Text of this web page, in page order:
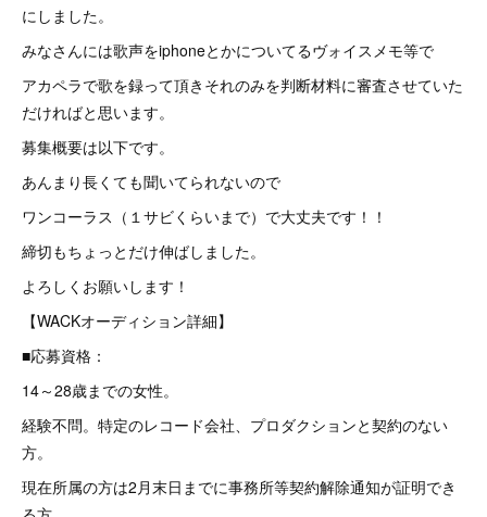
にしました。
みなさんには歌声をiphoneとかについてるヴォイスメモ等で
アカペラで歌を録って頂きそれのみを判断材料に審査させていた
だければと思います。
募集概要は以下です。
あんまり長くても聞いてられないので
ワンコーラス（１サビくらいまで）で大丈夫です！！
締切もちょっとだけ伸ばしました。
よろしくお願いします！
【WACKオーディション詳細】
■応募資格：
14～28歳までの女性。
経験不問。特定のレコード会社、プロダクションと契約のない
方。
現在所属の方は2月末日までに事務所等契約解除通知が証明でき